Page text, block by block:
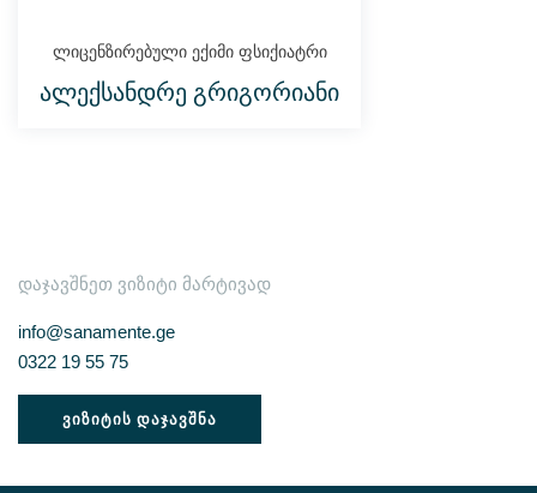
ლიცენზირებული ექიმი ფსიქიატრი
ალექსანდრე გრიგორიანი
დაჯავშნეთ ვიზიტი მარტივად
info@sanamente.ge
0322 19 55 75
ᲕᲘᲖᲘᲢᲘᲡ ᲓᲐᲯᲐᲕᲨᲜᲐ